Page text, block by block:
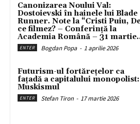
Canonizarea Noului Val:
Dostoievski în hainele lui Blade
Runner. Note la “Cristi Puiu,
ce filmez? – Conferință la
Academia Română – 31
ENTER Bogdan Popa - 1 aprilie 2026
Futurism-ul fortărețelor ca
fațadă a capitalului monopolist:
Muskismul
ENTER Stefan Tiron - 17 martie 2026